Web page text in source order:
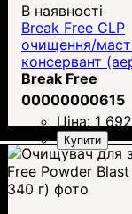
В наявності
Break Free CLP
очищення/
консервант
340 г)
Break Free
00000000615
Ціна: 1 692
Купити